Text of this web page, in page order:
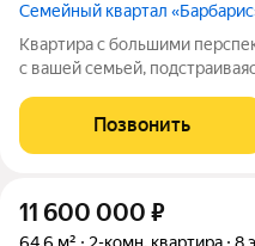
Семейный квартал
Квартира с большими
с вашей семьей,
местом под гардеробную
комода, если в вашей семье
Позвонить
11 600 000 ₽